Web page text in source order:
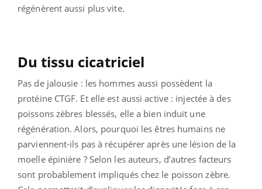
régénèrent aussi plus vite.
Du tissu cicatriciel
Pas de jalousie : les hommes aussi possèdent la
protéine CTGF. Et elle est aussi active : injectée à des
poissons zèbres blessés, elle a bien induit une
régénération. Alors, pourquoi les êtres humains ne
parviennent-ils pas à récupérer après une lésion de la
moelle épinière ? Selon les auteurs, d’autres facteurs
sont probablement impliqués chez le poisson zèbre.